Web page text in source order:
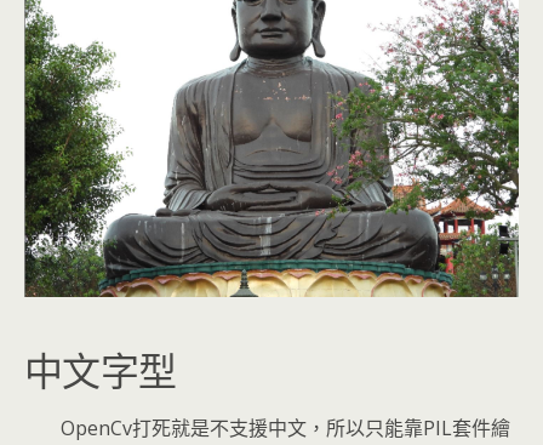
中文字型
OpenCv打死就是不支援中文，所以只能靠PIL套件繪